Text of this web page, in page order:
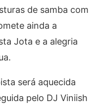
de samba com
ainda a
Jota e a alegria
será aquecida
pelo DJ Viniish